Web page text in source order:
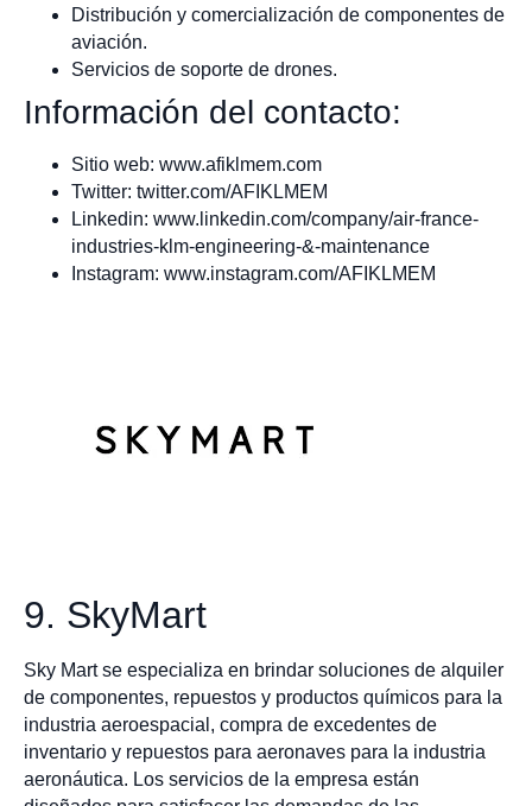
Distribución y comercialización de componentes de
aviación.
Servicios de soporte de drones.
Información del contacto:
Sitio web: www.afiklmem.com
Twitter: twitter.com/AFIKLMEM
Linkedin: www.linkedin.com/company/air-france-
industries-klm-engineering-&-maintenance
Instagram: www.instagram.com/AFIKLMEM
9. SkyMart
Sky Mart se especializa en brindar soluciones de alquiler
de componentes, repuestos y productos químicos para la
industria aeroespacial, compra de excedentes de
inventario y repuestos para aeronaves para la industria
aeronáutica. Los servicios de la empresa están